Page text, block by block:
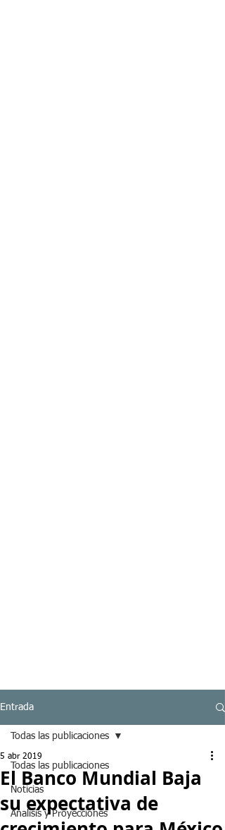
Entrada
Todas las publicaciones
Noticias
Analisis y Proyecciones
Todas las publicaciones
El Banco Mundial Baja
su expectativa de
5 abr 2019